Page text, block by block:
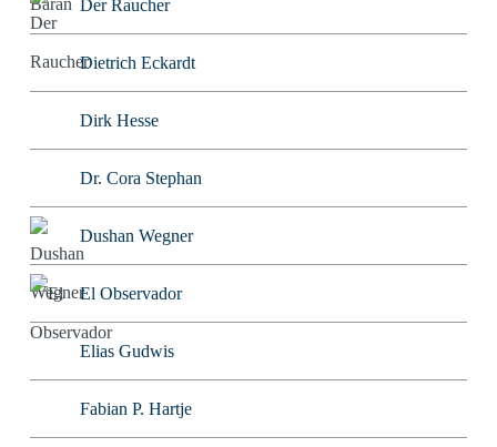
Der Raucher
Dietrich Eckardt
Dirk Hesse
Dr. Cora Stephan
Dushan Wegner
El Observador
Elias Gudwis
Fabian P. Hartje